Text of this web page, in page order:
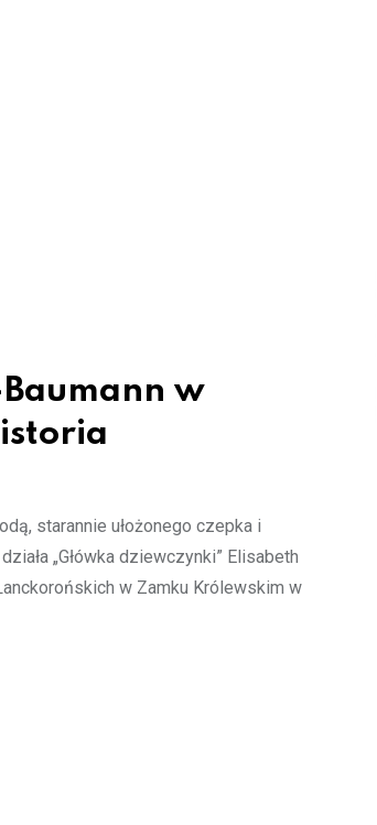
w
starannie ułożonego czepka i
„Główka dziewczynki” Elisabeth
w Zamku Królewskim w